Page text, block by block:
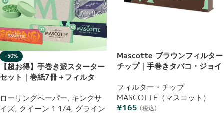
-50%
【超お得】手巻き派スターター
セット｜巻紙7冊＋フィルタ
売品ステッカー｜
Mascotte（マスコット）
ローリングペーパー, キングサ
イズ, クイーン 1 1/4, グライン
Mascotte ブラウンフィルター
チップ｜手巻きタバコ・ジョイ
入り
フィルター・チップ
MASCOTTE（マスコット）
¥165 (税込)